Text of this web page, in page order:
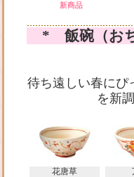
新商品
* 飯碗（お
待ち遠しい春に
を新
花唐草